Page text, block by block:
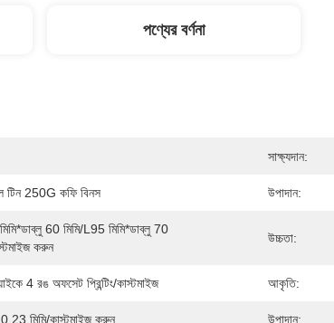
পণ্যের বর্ণনা
সাক্ষ্যদান:
টিন 250G কফি বিনস উপাদান:
60 মিমি/l95 মিমি*ডাব্লু 70
করুন
উচ্চতা:
4 রঙ অফসেট প্রিন্টিং/কাস্টমাইজ আকৃতি:
0.23 মিমি/কাস্টমাইজ করুন উপাদান: